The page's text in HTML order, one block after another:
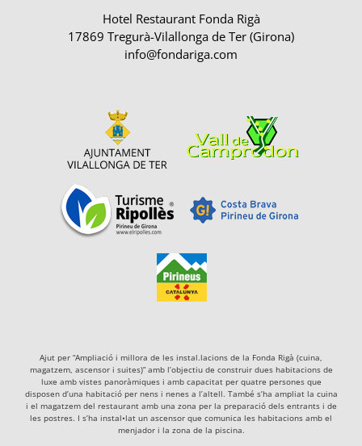
Hotel Restaurant Fonda Rigà
17869 Tregurà-Vilallonga de Ter (Girona)
info@fondariga.com
Ajut per “Ampliació i millora de les instal.lacions de la Fonda Rigà (cuina,
magatzem, ascensor i suites)” amb l’objectiu de construir dues habitacions de
luxe amb vistes panoràmiques i amb capacitat per quatre persones que
disposen d’una habitació per nens i nenes a l’altell. També s’ha ampliat la cuina
i el magatzem del restaurant amb una zona per la preparació dels entrants i de
les postres. I s’ha instal•lat un ascensor que comunica les habitacions amb el
menjador i la zona de la piscina.